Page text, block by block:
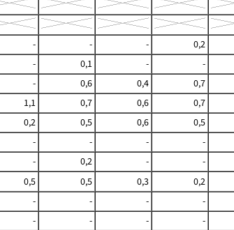
- - -
0,2
- 0,1 -
-
- 0,6 0,4
0,7
1,1 0,7 0,6
0,7
0,2 0,5 0,6
0,5
- - -
-
- 0,2 -
-
0,5 0,5 0,3
0,2
- - -
-
- - -
-